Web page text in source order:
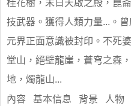
桂花樹，末日天啟之殿，崑
技武器。獲得人類力量...。
元界正面意識被封印。不死
堂山，絕壁龍崖，蒼穹之森
地，燭龍山...
內容 基本信息 背景 人物